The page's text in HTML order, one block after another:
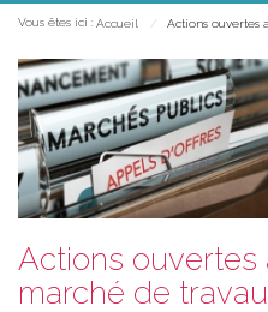
le
Vous êtes ici : Accueil Actions ouvertes
Actions ouvertes
marché de